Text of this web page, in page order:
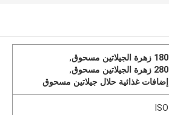
180 زهرة الجيلاتين مسحوق
,
280 زهرة الجيلاتين مسحوق
,
إضافات غذائية حلال جيلاتين مسحوق
ISO